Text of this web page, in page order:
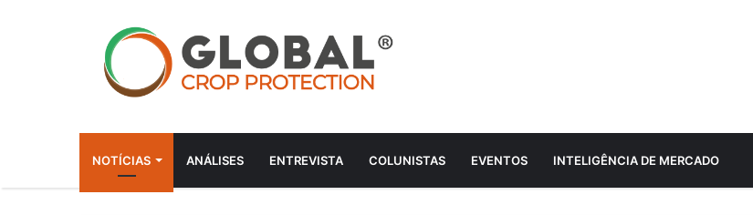
NOTÍCIAS ANÁLISES ENTREVISTA COLUNISTAS EVENTOS INTELIGÊNCIA DE MERCADO